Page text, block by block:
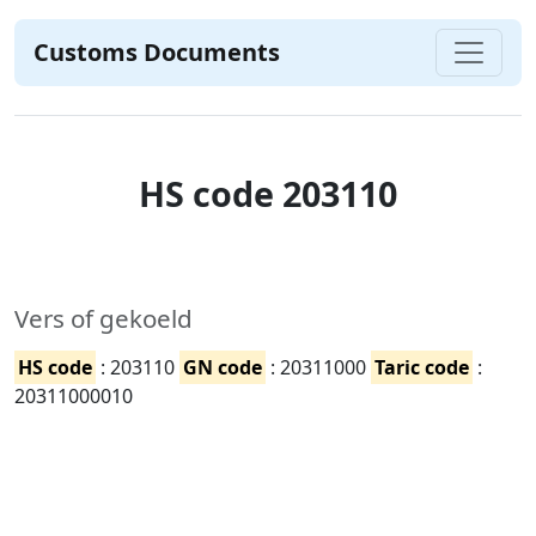
Customs Documents
HS code 203110
Vers of gekoeld
HS code : 203110 GN code : 20311000 Taric code :
20311000010